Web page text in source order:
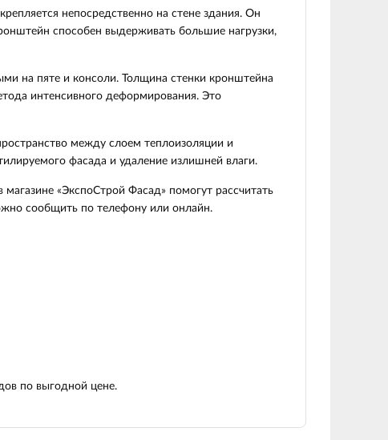
непосредственно на стене здания. Он
способен выдерживать большие нагрузки,
на пяте и консоли. Толщина стенки кронштейна
интенсивного деформирования. Это
между слоем теплоизоляции и
фасада и удаление излишней влаги.
«ЭкспоСтрой Фасад» помогут рассчитать
сообщить по телефону или онлайн.
по выгодной цене.